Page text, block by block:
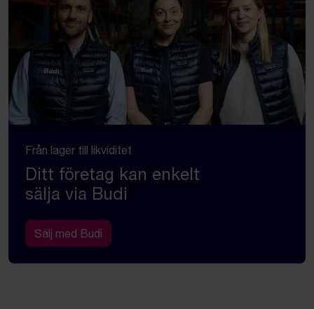
Från lager till likviditet
Ditt företag kan enkelt
sälja via Budi
Sälj med Budi